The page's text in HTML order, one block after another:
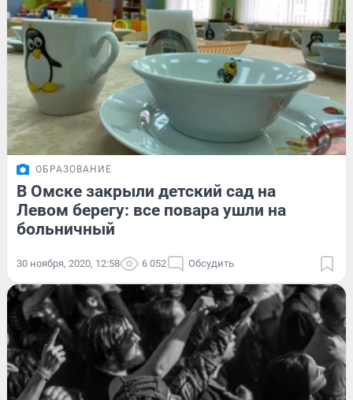
ОБРАЗОВАНИЕ
В Омске закрыли детский сад на
Левом берегу: все повара ушли на
больничный
30 ноября, 2020, 12:58 6 052 Обсудить